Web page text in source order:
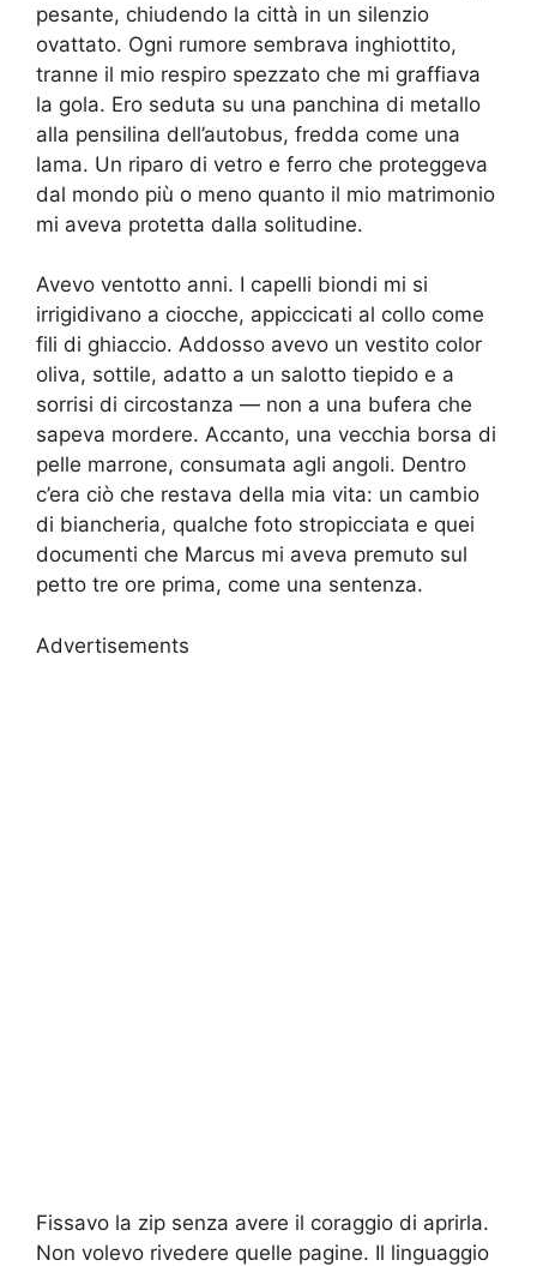
pesante, chiudendo la città in un silenzio
ovattato. Ogni rumore sembrava inghiottito,
tranne il mio respiro spezzato che mi graffiava
la gola. Ero seduta su una panchina di metallo
alla pensilina dell’autobus, fredda come una
lama. Un riparo di vetro e ferro che proteggeva
dal mondo più o meno quanto il mio matrimonio
mi aveva protetta dalla solitudine.
Avevo ventotto anni. I capelli biondi mi si
irrigidivano a ciocche, appiccicati al collo come
fili di ghiaccio. Addosso avevo un vestito color
oliva, sottile, adatto a un salotto tiepido e a
sorrisi di circostanza — non a una bufera che
sapeva mordere. Accanto, una vecchia borsa di
pelle marrone, consumata agli angoli. Dentro
c’era ciò che restava della mia vita: un cambio
di biancheria, qualche foto stropicciata e quei
documenti che Marcus mi aveva premuto sul
petto tre ore prima, come una sentenza.
Advertisements
Fissavo la zip senza avere il coraggio di aprirla.
Non volevo rivedere quelle pagine. Il linguaggio